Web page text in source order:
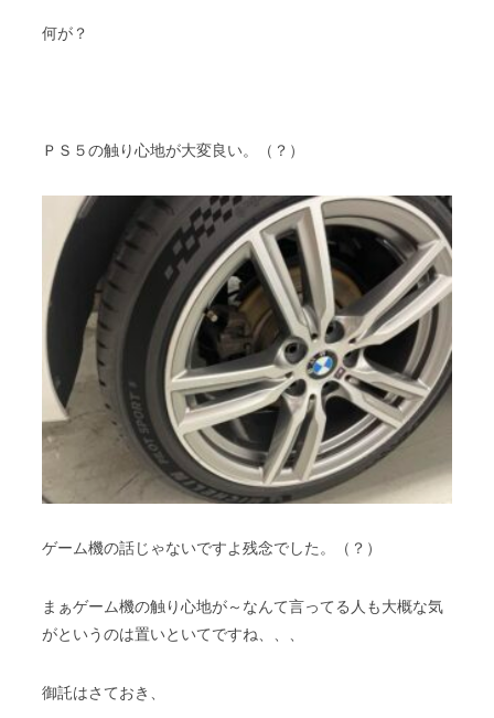
何が？
ＰＳ５の触り心地が大変良い。（？）
ゲーム機の話じゃないですよ残念でした。（？）
まぁゲーム機の触り心地が～なんて言ってる人も大概な気
がというのは置いといてですね、、、
御託はさておき、